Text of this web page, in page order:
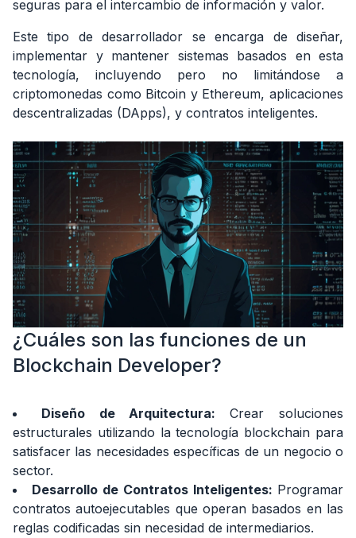
Blockchain
¿Cuáles
son
las
funciones
un
Blockchain
Developer?
3.
¿Qué
habilidades
debe
tener
un
Blockchain
Developer?
4.
¿Cómo
puedo
Blockchain
Developer?
5.
¿Cómo
mejorar
mis
habilidades
seguras para el intercambio de información y valor.
Este tipo de desarrollador se encarga de diseñar,
implementar y mantener sistemas basados en esta
tecnología, incluyendo pero no limitándose a
criptomonedas como Bitcoin y Ethereum, aplicaciones
descentralizadas (DApps), y contratos inteligentes.
¿Cuáles son las funciones de un
Blockchain Developer?
Diseño de Arquitectura:Crear soluciones
estructurales utilizando la tecnología blockchain para
satisfacer las necesidades específicas de un negocio o
sector.
Desarrollo de Contratos Inteligentes: Programar
contratos autoejecutables que operan basados en las
reglas codificadas sin necesidad de intermediarios.